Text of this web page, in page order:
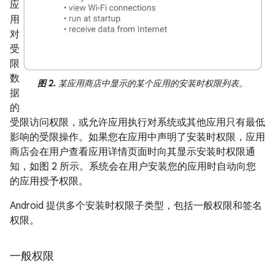
图 2. 某应用商店中显示的某个应用的安装时权限列表。
应
用
对
受
限
数
据
的
受限访问权限，或允许应用执行对系统或其他应用只有最低
影响的受限操作。如果您在应用中声明了安装时权限，应用
商店会在用户查看应用详情页面时向其显示安装时权限通
知，如图 2 所示。系统会在用户安装您的应用时自动向您
的应用授予权限。
Android 提供多个安装时权限子类型，包括一般权限和签名
权限。
一般权限